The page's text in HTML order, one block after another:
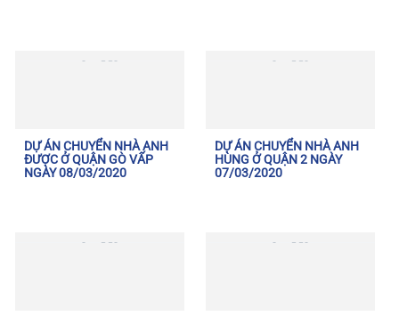
DỰ ÁN CHUYỂN NHÀ ANH
ĐƯỢC Ở QUẬN GÒ VẤP
NGÀY 08/03/2020
DỰ ÁN CHUYỂN NHÀ ANH
HÙNG Ở QUẬN 2 NGÀY
07/03/2020